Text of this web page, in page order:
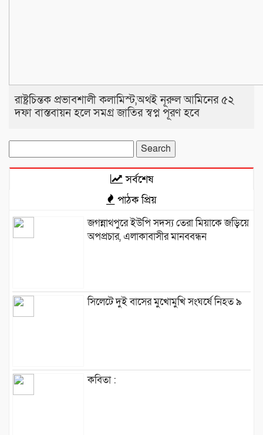
রাষ্ট্রচিন্তক প্রভাবশালী কলামিস্ট,অথই নূরুল আমিনের ৫২
দফা বাস্তবায়ন হলে সমগ্র জাতির স্বপ্ন পূরণ হবে
for:
সর্বশেষ
পাঠক প্রিয়
জগন্নাথপুরে ইউপি সদস্য তেরা মিয়াকে জড়িয়ে
অপপ্রচার, এলাকাবাসীর মানববন্ধন
সিলেটে দুই বাসের মুখোমুখি সংঘর্ষে নিহত ৯
কবিতা :